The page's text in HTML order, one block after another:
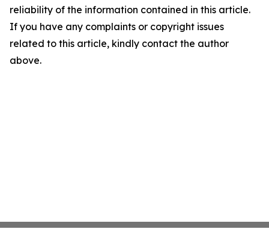
reliability of the information contained in this article.
If you have any complaints or copyright issues
related to this article, kindly contact the author
above.